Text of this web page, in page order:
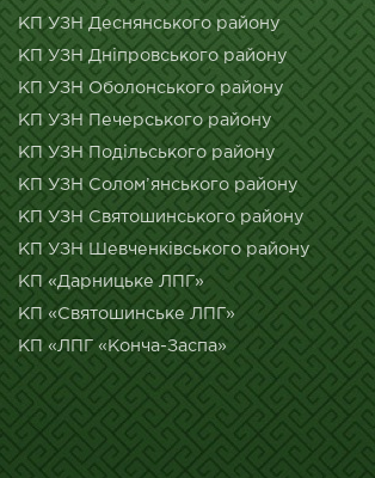
КП УЗН Деснянського району
КП УЗН Дніпровського району
КП УЗН Оболонського району
КП УЗН Печерського району
КП УЗН Подільського району
КП УЗН Солом’янського району
КП УЗН Святошинського району
КП УЗН Шевченківського району
КП «Дарницьке ЛПГ»
КП «Святошинське ЛПГ»
КП «ЛПГ «Конча-Заспа»